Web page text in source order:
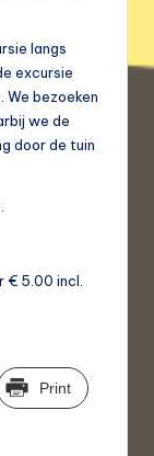
langs
excursie
We bezoeken
we de
door de tuin
€ 5.00 incl.
Print